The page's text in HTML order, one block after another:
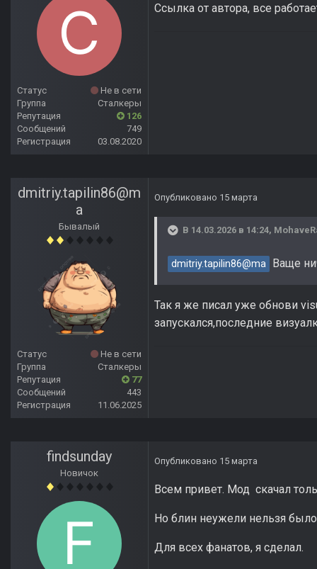
Статус
Не в сети
Группа
Сталкеры
Репутация
126
Сообщений
749
Регистрация
03.08.2020
Ссылка от автора, все
dmitriy.tapilin86@m
a
Бывалый
Статус
Не в сети
Группа
Сталкеры
Репутация
77
Сообщений
443
Регистрация
11.06.2025
Опубликовано 15 марта
В 14.03.2026 в 14:24,
dmitriy.tapilin86@ma Ваще
Так я же писал уже обнови
запускался,последние
findsunday
Новичок
Опубликовано 15 марта
Всем привет. Мод скачал
Но блин неужели нельзя
Для всех фанатов, я сделал.